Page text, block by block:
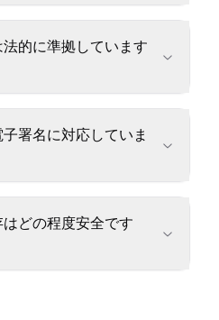
的に準拠しています
署名に対応していま
どの程度安全です